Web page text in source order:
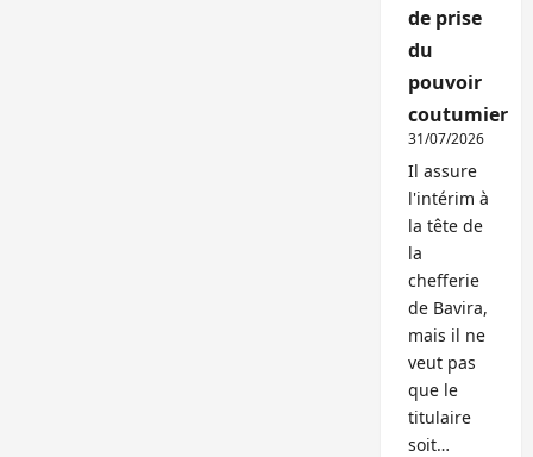
de prise
du
pouvoir
coutumier
31/07/2026
Il assure
l'intérim à
la tête de
la
chefferie
de Bavira,
mais il ne
veut pas
que le
titulaire
soit…